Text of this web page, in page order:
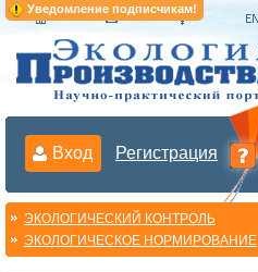
Уведомление подписчикам!
Вход Регистрация
ЭКОЛОГИЧЕСКИЙ КОНТРОЛЬ
ЭКОЛОГИЧЕСКОЕ НОРМИРОВАНИЕ